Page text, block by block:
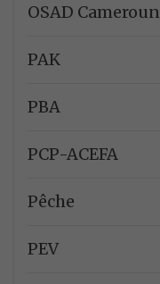
OSAD Cameroun
PAK
PBA
PCP-ACEFA
Pêche
PEV